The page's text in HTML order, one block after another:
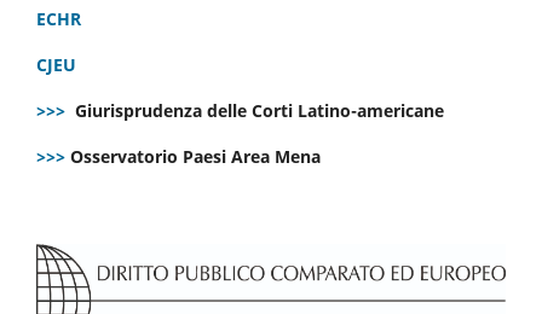
ECHR
CJEU
>>> Giurisprudenza delle Corti Latino-americane
>>> Osservatorio Paesi Area Mena